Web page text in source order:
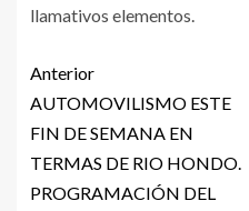
llamativos elementos.
Anterior
AUTOMOVILISMO ESTE
FIN DE SEMANA EN
TERMAS DE RIO HONDO.
PROGRAMACIÓN DEL